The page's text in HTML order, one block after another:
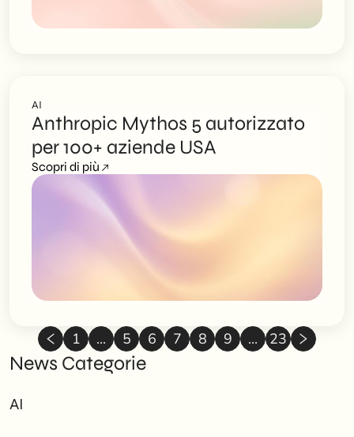
AI
Anthropic Mythos 5 autorizzato
per 100+ aziende USA
Scopri di più
1 ... 5 6 7 8 9 ... 23
News Categorie
AI